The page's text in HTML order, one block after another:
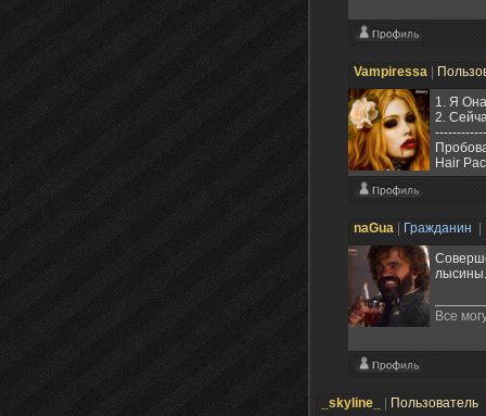
Vampiressa
1. Я Она
2.
Hair
naGua Гражданин
лысины.
Все
_skyline_ Пользователь